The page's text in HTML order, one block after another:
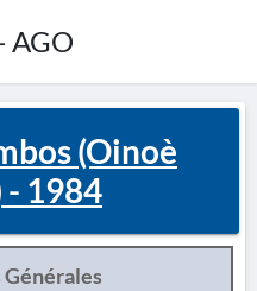
AGO
(Oinoè
1984